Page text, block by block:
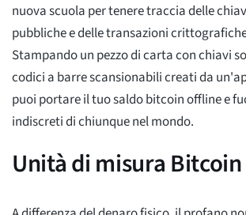
nuova scuola per tenere traccia delle
pubbliche e delle transazioni
Stampando un pezzo di carta con chiavi
codici a barre scansionabili creati da
puoi portare il tuo saldo bitcoin offline e
indiscreti di chiunque nel mondo.
Unità di misura Bitcoin